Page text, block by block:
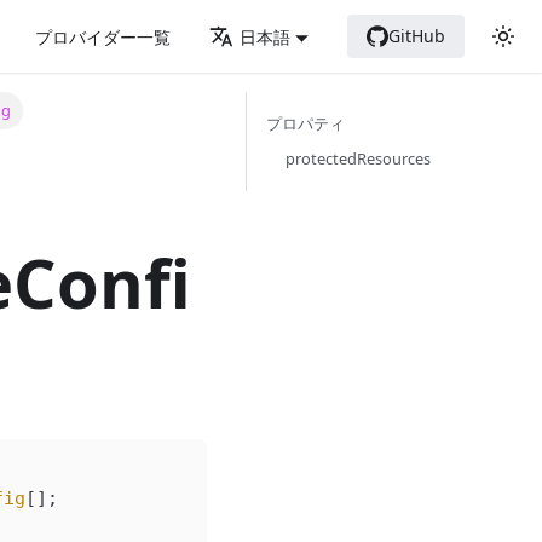
プロバイダー一覧 日本語 GitHub
[];
プロパティ
protectedResources